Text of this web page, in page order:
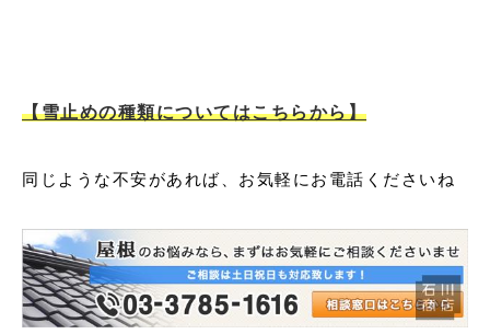
【雪止めの種類についてはこちらから】
同じような不安があれば、お気軽にお電話くださいね